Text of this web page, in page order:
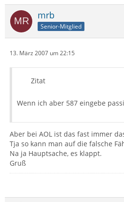
mrb
Senior-Mitglied
13. März 2007 um 22:15
Zitat
Wenn ich aber 587 eingebe
Aber bei AOL ist das fast immer
Tja so kann man auf die falsche
Na ja Hauptsache, es klappt.
Gruß